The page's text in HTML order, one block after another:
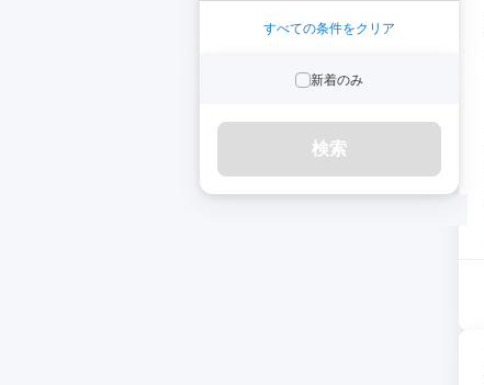
すべての条件をクリア
新着のみ
検索